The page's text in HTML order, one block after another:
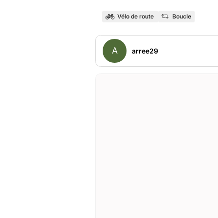
Vélo de route Boucle
A arree29